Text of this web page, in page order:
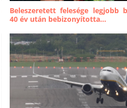
Beleszeretett felesége legjobb
40 év után bebizonyította...